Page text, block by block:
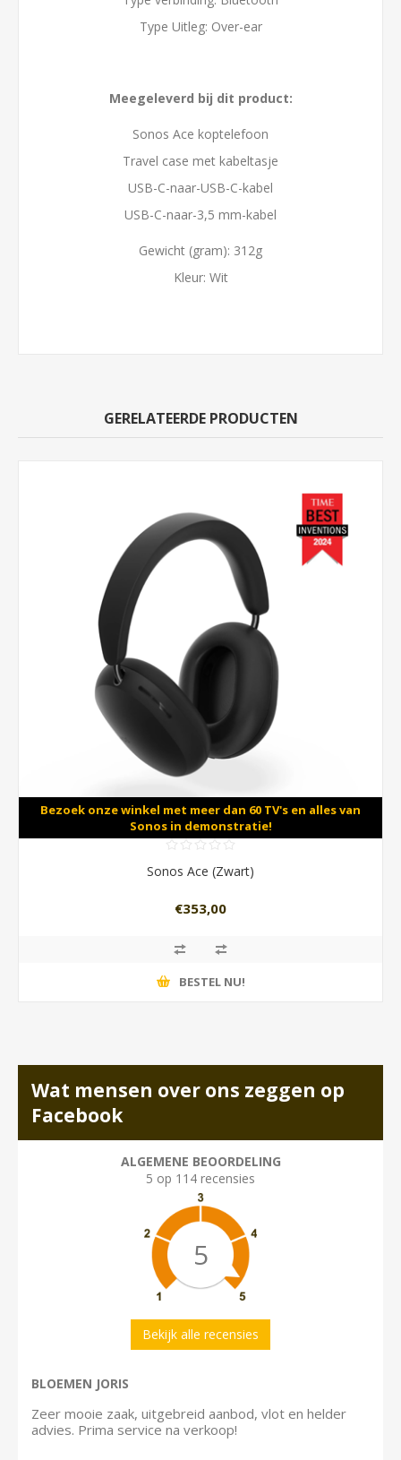
Type Uitleg: Over-ear
Meegeleverd bij dit product:
Sonos Ace koptelefoon
Travel case met kabeltasje
USB-C-naar-USB-C-kabel
USB-C-naar-3,5 mm-kabel
Gewicht (gram): 312g
Kleur: Wit
GERELATEERDE PRODUCTEN
Bezoek onze winkel met meer dan 60 TV's en alles van
Sonos in demonstratie!
Sonos Ace (Zwart)
€353,00
BESTEL NU!
Wat mensen over ons zeggen op
Facebook
ALGEMENE BEOORDELING
5 op 114 recensies
5
Bekijk alle recensies
BLOEMEN JORIS
Zeer mooie zaak, uitgebreid aanbod, vlot en helder
advies. Prima service na verkoop!